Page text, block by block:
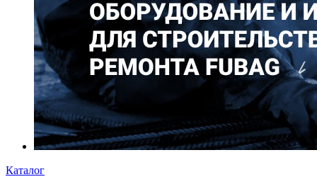
Каталог